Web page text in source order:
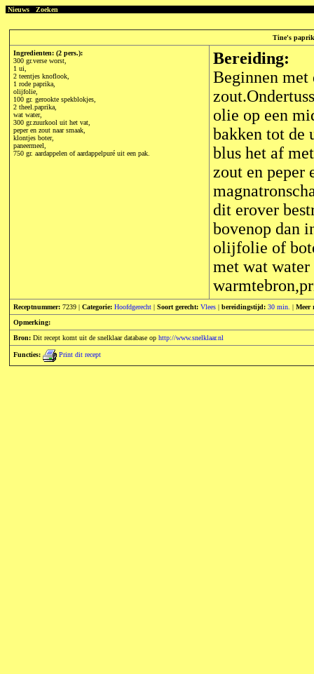
Nieuws Zoeken
Tine's
Ingredienten: (2 pers.):
300 gr.verse worst,
1 ui,
2 teentjes knoflook,
1 rode paprika,
olijfolie,
100 gr. gerookte spekblokjes,
2 theel.paprika,
wat water,
300 gr.zuurkool uit het vat,
peper en zout naar smaak,
klontjes boter,
paneermeel,
750 gr. aardappelen of aardappelpuré uit een pak.
Bereiding:
Beginnen met
olie op een
bakken tot de
blus het af
zout en peper
dit erover
bovenop dan
olijfolie of
met wat water
Receptnummer: 7239 | Categorie: Hoofdgerecht | Soort gerecht: Vlees | bereidingstijd: 30 min. | Meer
Opmerking:
Bron: Dit recept komt uit de snelklaar database op http://www.snelklaar.nl
Functies: Print dit recept